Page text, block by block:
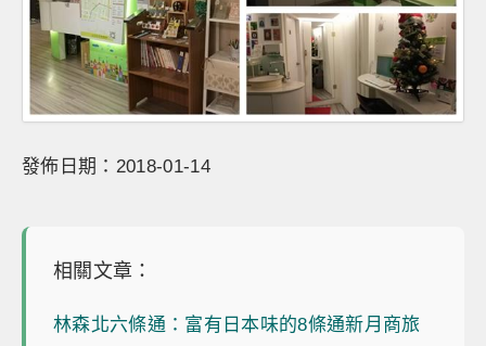
發佈日期：2018-01-14
相關文章：
林森北六條通：富有日本味的8條通新月商旅